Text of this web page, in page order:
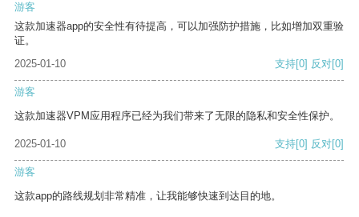
游客
这款加速器app的安全性有待提高，可以加强防护措施，比如增加双重验
证。
2025-01-10
支持[0] 反对[0]
游客
这款加速器VPM应用程序已经为我们带来了无限的隐私和安全性保护。
2025-01-10 支持[0] 反对[0]
游客
这款app的路线规划非常精准，让我能够快速到达目的地。